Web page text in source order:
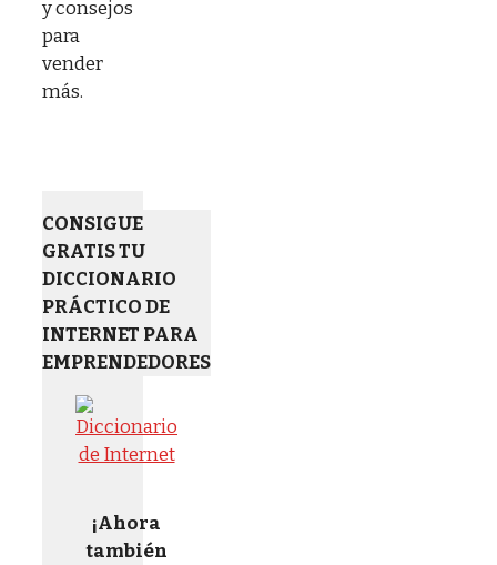
y consejos
para
vender
más.
CONSIGUE
GRATIS TU
DICCIONARIO
PRÁCTICO DE
INTERNET PARA
EMPRENDEDORES
¡Ahora
también